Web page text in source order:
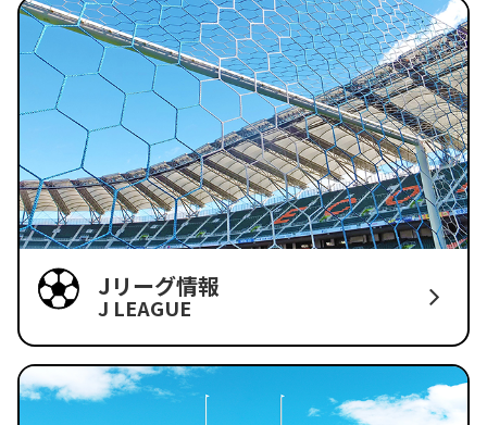
Jリーグ情報
J LEAGUE